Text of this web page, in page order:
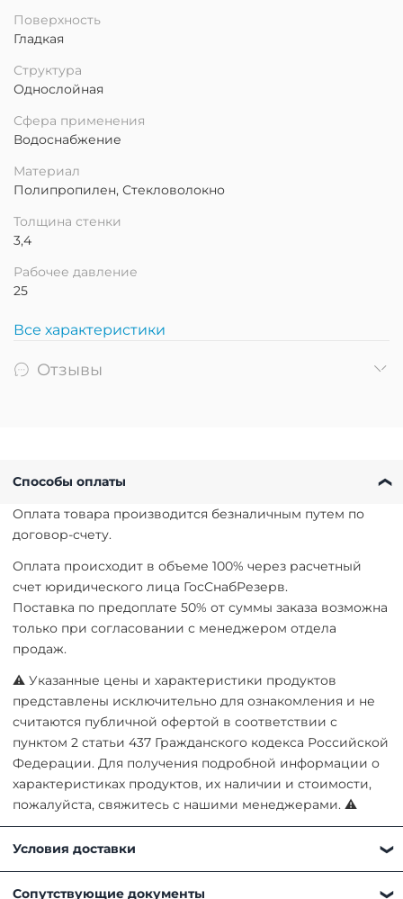
Поверхность
Гладкая
Структура
Однослойная
Сфера применения
Водоснабжение
Материал
Полипропилен, Стекловолокно
Толщина стенки
3,4
Рабочее давление
25
Все характеристики
Отзывы
Способы оплаты
Оплата товара производится безналичным путем по
договор-счету.
Оплата происходит в объеме 100% через расчетный
счет юридического лица ГосСнабРезерв.
Поставка по предоплате 50% от суммы заказа возможна
только при согласовании с менеджером отдела
продаж.
⚠ Указанные цены и характеристики продуктов
представлены исключительно для ознакомления и не
считаются публичной офертой в соответствии с
пунктом 2 статьи 437 Гражданского кодекса Российской
Федерации. Для получения подробной информации о
характеристиках продуктов, их наличии и стоимости,
пожалуйста, свяжитесь с нашими менеджерами. ⚠
Условия доставки
Сопутствующие документы